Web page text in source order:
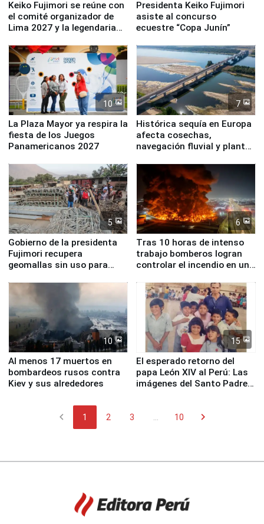
Keiko Fujimori se reúne con
el comité organizador de
Lima 2027 y la legendaria
Presidenta Keiko Fujimori
asiste al concurso
ecuestre “Copa Junín”
10
La Plaza Mayor ya respira la
fiesta de los Juegos
Panamericanos 2027
7
Histórica sequía en Europa
afecta cosechas,
navegación fluvial y plantas
5
Gobierno de la presidenta
Fujimori recupera
geomallas sin uso para
Fenómeno El Niño
6
Tras 10 horas de intenso
trabajo bomberos logran
controlar el incendio en una
de Chile
10
Al menos 17 muertos en
bombardeos rusos contra
Kiev y sus alrededores
15
El esperado retorno del
papa León XIV al Perú: Las
imágenes del Santo Padre
chevron_left 1 2 3 10 chevron_right